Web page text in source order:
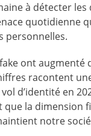
à détecter les
quotidienne
personnelles.
ont augmenté
racontent
d’identité en
la dimension
notre